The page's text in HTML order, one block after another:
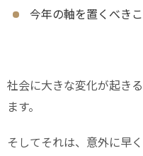
今年の軸を置くべき
社会に大きな変化が起き
ます。
そしてそれは、意外に早